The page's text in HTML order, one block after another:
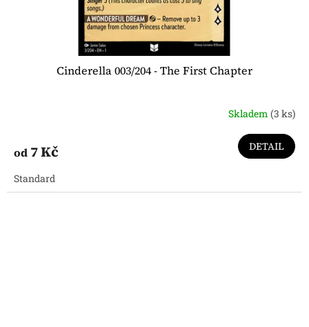
Cinderella 003/204 - The First Chapter
Skladem (3 ks)
od 7 Kč DETAIL
Standard